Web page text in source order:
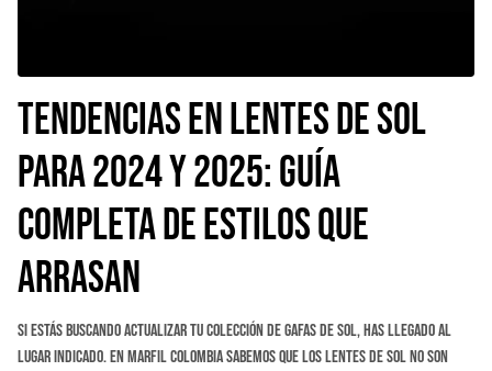
Tendencias en Lentes de Sol
para 2024 y 2025: Guía
Completa de Estilos que
Arrasan
Si estás buscando actualizar tu colección de gafas de sol, has llegado al
lugar indicado. En Marfil Colombia sabemos que los lentes de sol no son